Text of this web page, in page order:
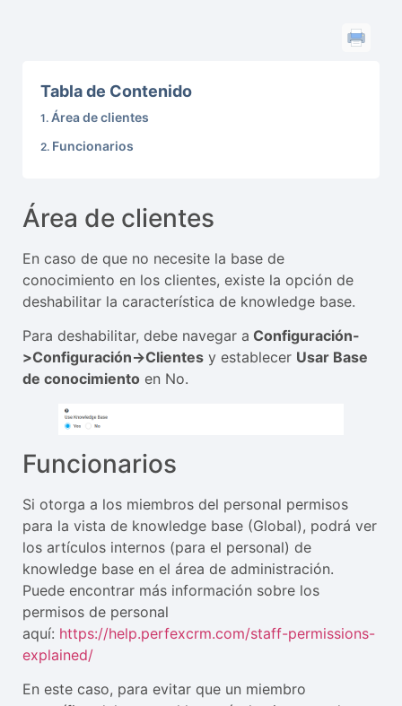
Tabla de Contenido
Área de clientes
Funcionarios
Área de clientes
En caso de que no necesite la base de
conocimiento en los clientes, existe la opción de
deshabilitar la característica de knowledge base.
Para deshabilitar, debe navegar a Configuración-
>Configuración->Clientes y establecer Usar Base
de conocimiento en No.
Funcionarios
Si otorga a los miembros del personal permisos
para la vista de knowledge base (Global), podrá ver
los artículos internos (para el personal) de
knowledge base en el área de administración.
Puede encontrar más información sobre los
permisos de personal
aquí: https://help.perfexcrm.com/staff-permissions-
explained/
En este caso, para evitar que un miembro